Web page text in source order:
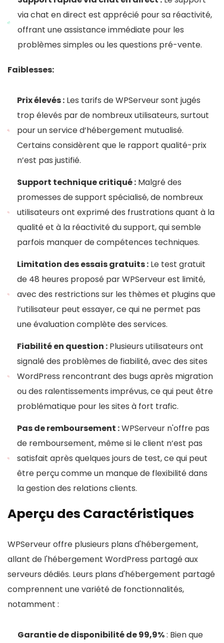
via chat en direct est apprécié pour sa réactivité,
offrant une assistance immédiate pour les
problèmes simples ou les questions pré-vente.
Faiblesses:
Prix élevés : Les tarifs de WPServeur sont jugés
trop élevés par de nombreux utilisateurs, surtout
pour un service d’hébergement mutualisé.
Certains considèrent que le rapport qualité-prix
n’est pas justifié.
Support technique critiqué :Malgré des
promesses de support spécialisé, de nombreux
utilisateurs ont exprimé des frustrations quant à la
qualité et à la réactivité du support, qui semble
parfois manquer de compétences techniques.
Limitation des essais gratuits :Le test gratuit
de 48 heures proposé par WPServeur est limité,
avec des restrictions sur les thèmes et plugins que
l’utilisateur peut essayer, ce qui ne permet pas
une évaluation complète des services.
Fiabilité en question :Plusieurs utilisateurs ont
signalé des problèmes de fiabilité, avec des sites
WordPress rencontrant des bugs après migration
ou des ralentissements imprévus, ce qui peut être
problématique pour les sites à fort trafic.
Pas de remboursement :WPServeur n'offre pas
de remboursement, même si le client n’est pas
satisfait après quelques jours de test, ce qui peut
être perçu comme un manque de flexibilité dans
la gestion des relations clients.
Aperçu des Caractéristiques
WPServeur offre plusieurs plans d'hébergement,
allant de l'hébergement WordPress partagé aux
serveurs dédiés. Leurs plans d'hébergement partagé
comprennent une variété de fonctionnalités,
notamment :
Garantie de disponibilité de 99,9%: Bien que